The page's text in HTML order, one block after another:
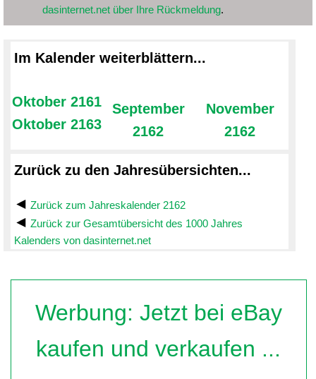
dasinternet.net über Ihre Rückmeldung.
Im Kalender weiterblättern...
Oktober 2161
Oktober 2163
September
2162
November
2162
Zurück zu den Jahresübersichten...
Zurück zum Jahreskalender 2162
Zurück zur Gesamtübersicht des 1000 Jahres
Kalenders von dasinternet.net
Werbung: Jetzt bei eBay
kaufen und verkaufen ...